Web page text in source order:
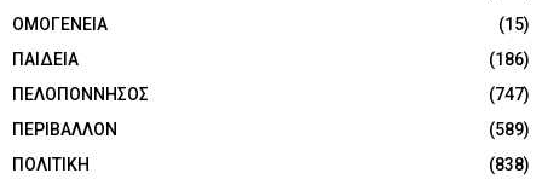
ΟΜΟΓΕΝΕΙΑ
(15)
ΠΑΙΔΕΙΑ
(186)
ΠΕΛΟΠΟΝΝΗΣΟΣ
(747)
ΠΕΡΙΒΑΛΛΟΝ
(589)
ΠΟΛΙΤΙΚΗ
(838)